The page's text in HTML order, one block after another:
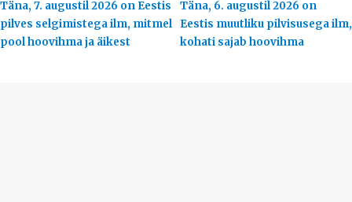
Täna, 7. augustil 2026 on Eestis
pilves selgimistega ilm, mitmel
pool hoovihma ja äikest
Täna, 6. augustil 2026 on
Eestis muutliku pilvisusega ilm,
kohati sajab hoovihma